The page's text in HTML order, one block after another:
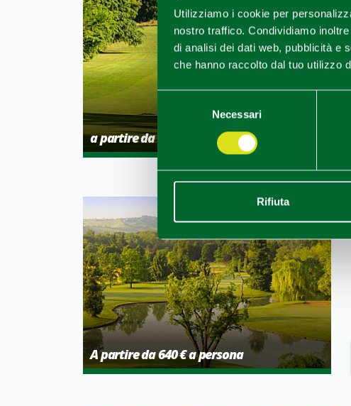
Utilizziamo i cookie per
nostro traffico. Condividiamo
di analisi dei dati web, pubblicità e
che hanno raccolto dal tuo utilizzo
del
consenso
Necessari
Rifiuta
a partire da 820 € a persona
A partire da 640 € a persona